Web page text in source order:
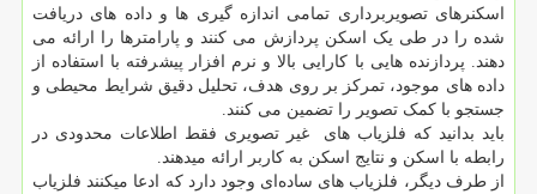
اسکنرهای تصویربرداری تمامی اندازه گیری ها و داده های دریافت
شده را در طی یک اسکن پردازش می کنند و پارامترها را ارائه می
دهند. پردازنده هایی با کارایی بالا و نرم افزار پیشرفته با استفاده از
داده های موجود، تمرکز بر روی هدف، تحلیل دقیق شرایط محیطی و
جستجو با کمک تصویر را تضمین می کنند.
باید بدانید که فلزیاب های غیر تصویری فقط اطلاعات محدودی در
رابطه با اسکن و نتایج اسکن به کاربر ارائه میدهند.
از طرف دیگر، فلزیاب های ساده‌ای وجود دارد که ادعا میکنند فلزیاب